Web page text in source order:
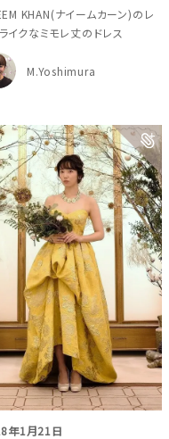
KHAN(ナイームカーン)のレ
イクなミモレ丈のドレス
M.Yoshimura
年1月21日